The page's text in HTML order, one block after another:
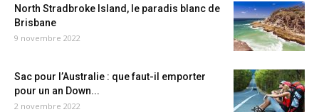
North Stradbroke Island, le paradis blanc de
Brisbane
9 novembre 2022
Sac pour l’Australie : que faut-il emporter
pour un an Down...
2 novembre 2022